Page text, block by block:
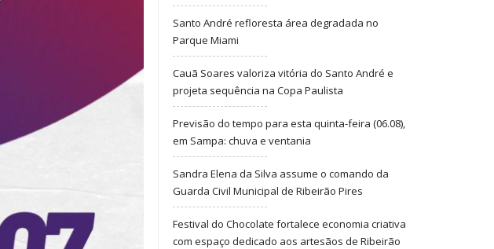
Santo André refloresta área degradada no
Parque Miami
Cauã Soares valoriza vitória do Santo André e
projeta sequência na Copa Paulista
Previsão do tempo para esta quinta-feira (06.08),
em Sampa: chuva e ventania
Sandra Elena da Silva assume o comando da
Guarda Civil Municipal de Ribeirão Pires
Festival do Chocolate fortalece economia criativa
com espaço dedicado aos artesãos de Ribeirão